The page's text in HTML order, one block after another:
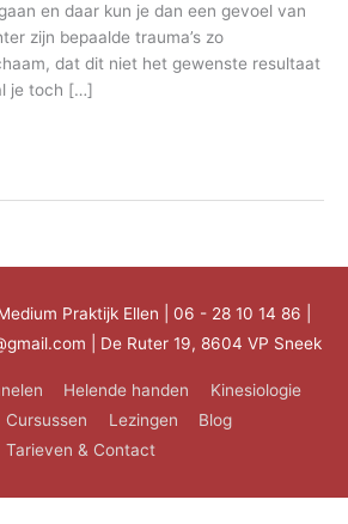
en daar kun je dan een gevoel van
zijn bepaalde trauma’s zo
dat dit niet het gewenste resultaat
je toch […]
Praktijk Ellen | 06 - 28 10 14 86 |
| De Ruter 19, 8604 VP Sneek
Helende handen
Kinesiologie
Cursussen Lezingen
Blog
Tarieven & Contact